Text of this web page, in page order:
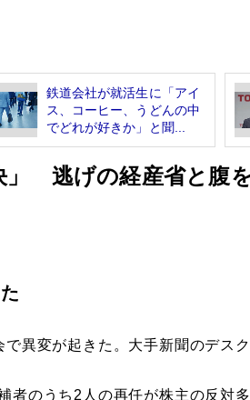
鉄道会社が就活生に「アイ
ス、コーヒー、うどんの中
でどれが好きか」と聞...
」 逃げの経産省と腹
異変が起きた。大手新聞のデスク
者のうち2人の再任が株主の反対